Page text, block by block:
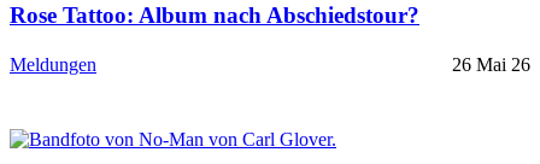
Rose Tattoo: Album nach Abschiedstour?
Meldungen 26 Mai 26